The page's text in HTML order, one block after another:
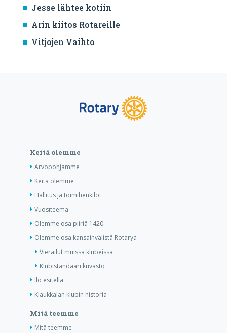
Jesse lähtee kotiin
Arin kiitos Rotareille
Vitjojen Vaihto
Keitä olemme
Arvopohjamme
Keitä olemme
Hallitus ja toimihenkilöt
Vuositeema
Olemme osa piiriä 1420
Olemme osa kansainvälistä Rotarya
Vierailut muissa klubeissa
Klubistandaari kuvasto
Ilo esitellä
Klaukkalan klubin historia
Mitä teemme
Mitä teemme